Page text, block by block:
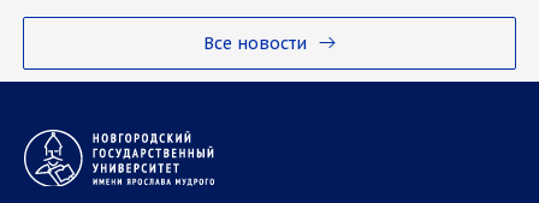
Все новости